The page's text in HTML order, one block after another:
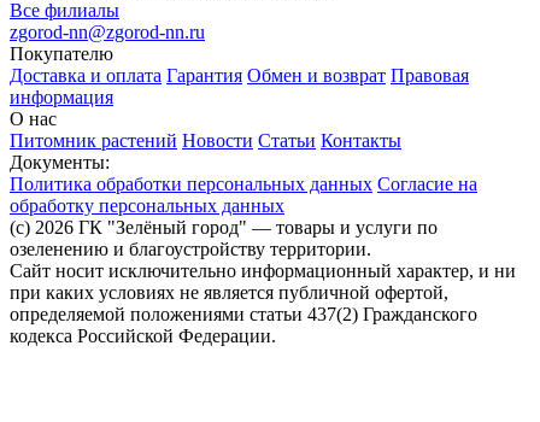
Все филиалы
zgorod-nn@zgorod-nn.ru
Покупателю
Доставка и оплата Гарантия Обмен и возврат Правовая
информация
О нас
Питомник растений Новости Статьи Контакты
Документы:
Политика обработки персональных данных Согласие на
обработку персональных данных
(c) 2026 ГК "Зелёный город" — товары и услуги по
озеленению и благоустройству территории.
Сайт носит исключительно информационный характер, и ни
при каких условиях не является публичной офертой,
определяемой положениями статьи 437(2) Гражданского
кодекса Российской Федерации.